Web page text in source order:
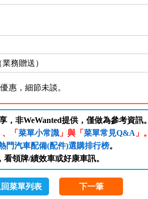
務贈送）
惠，細節未談。
非WeWanted提供，僅做為參考資訊。
「 菜單小常識」與「 菜單常見Q&A 」。
門汽車配備(配件)選購排行榜。
看領牌/績效車或好康車訊。
菜單列表 下一筆